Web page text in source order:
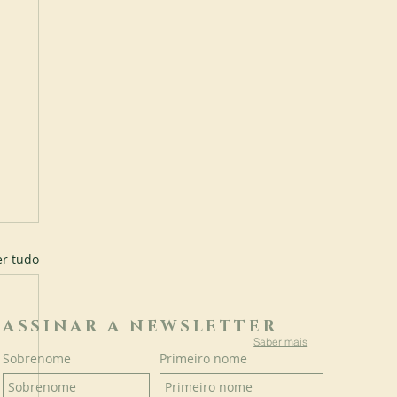
tudo
ASSINAR A NEWSLETTER
Saber mais
Sobrenome Primeiro nome